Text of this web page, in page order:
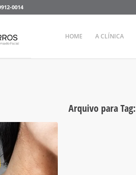
0014
HOME A CLÍNICA
Arquivo para Tag: